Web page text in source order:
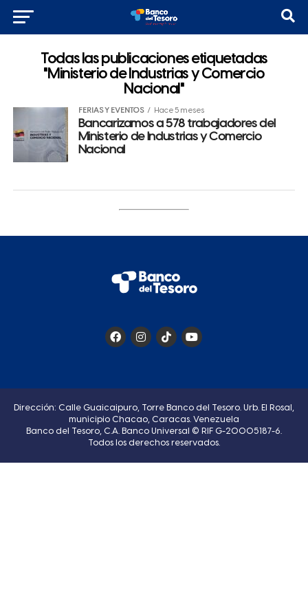
Todas las publicaciones etiquetadas
"Ministerio de Industrias y Comercio
Nacional"
FERIAS Y EVENTOS Hace 5 meses
Bancarizamos a 578 trabajadores del
Ministerio de Industrias y Comercio
Nacional
Dirección: Calle Guaicaipuro, Torre Banco del Tesoro. Urb. El Rosal,
municipio Chacao, Caracas. Venezuela
Banco del Tesoro, C.A. Banco Universal © RIF G-20005187-6.
Todos los derechos reservados.